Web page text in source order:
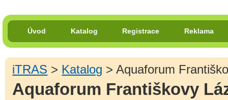
Úvod Katalog Registrace Reklama
iTRAS > Katalog > Aquaforum
Aquaforum Františkovy